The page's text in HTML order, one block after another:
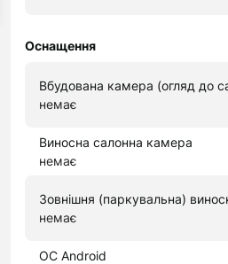
Оснащення
Вбудована камера (огляд до
немає
Виносна салонна камера
немає
Зовнішня (паркувальна)
немає
ОС Android